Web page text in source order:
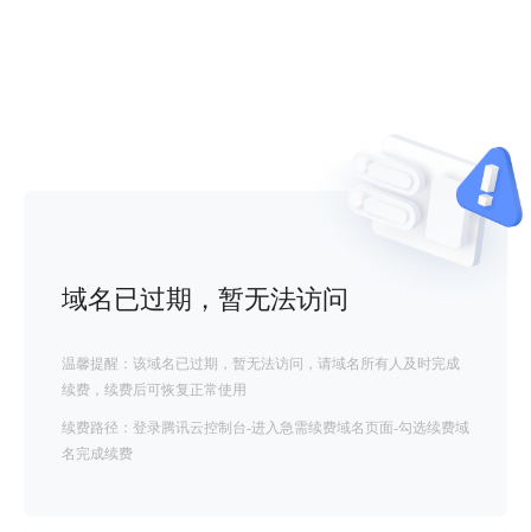
域名已过期，暂无法访问
温馨提醒：该域名已过期，暂无法访问，请域名所有人及时完成
续费，续费后可恢复正常使用
续费路径：登录腾讯云控制台-进入急需续费域名页面-勾选续费域
名完成续费